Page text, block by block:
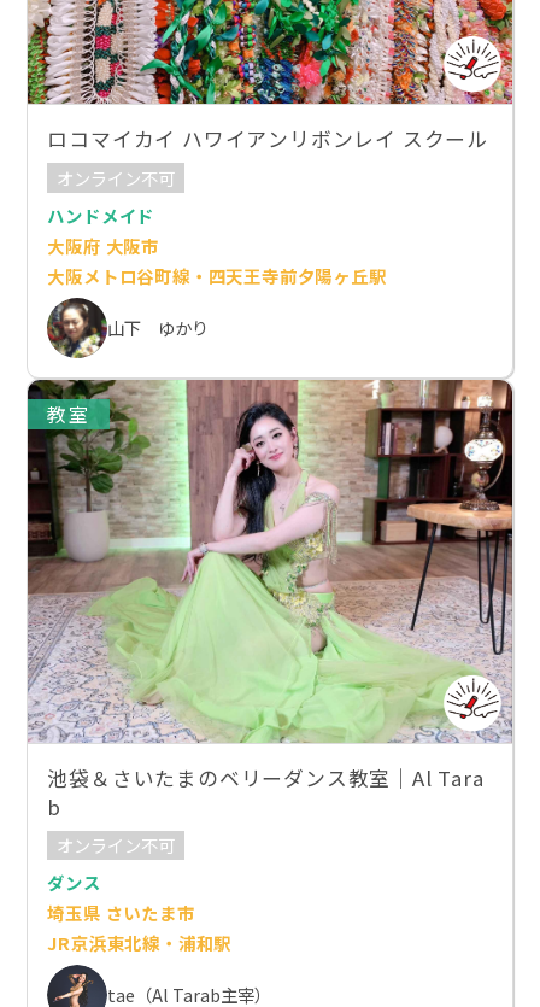
ロコマイカイ ハワイアンリボンレイ スクール
オンライン不可
ハンドメイド
大阪府 大阪市
大阪メトロ谷町線・四天王寺前夕陽ヶ丘駅
山下 ゆかり
教室
池袋＆さいたまのベリーダンス教室｜Al Tara
b
オンライン不可
ダンス
埼玉県 さいたま市
JR京浜東北線・浦和駅
tae（Al Tarab主宰）